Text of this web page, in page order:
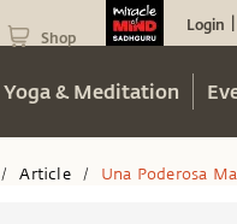
Shop
Login
Yoga & Meditation
/ Article / Una Poderosa